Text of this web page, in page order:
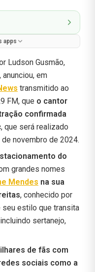
apps
Ludson Gusmão,
em
transmitido ao
FM, que o cantor
confirmada
, que será realizado
novembro de 2024.
do
grandes nomes
Mendes na sua
, conhecido por
seu estilo que transita
sertanejo,
de fãs com
sociais como a